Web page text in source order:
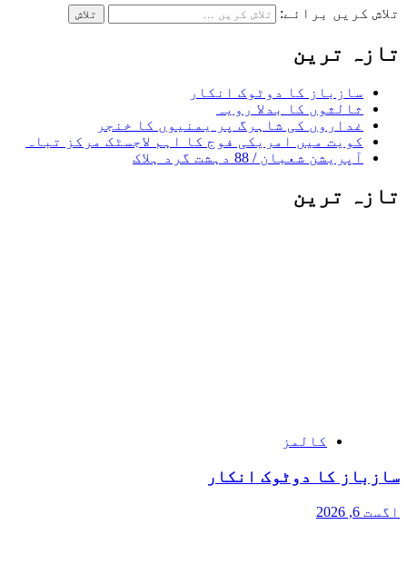
تلاش کریں برائے:
تازہ ترین
سازباز کا دوٹوک انکار
ثالثوں کا بدلا رویہ
غداروں کی شاہرگ پر یمنیوں کا خنجر
کویت میں امریکی فوج کا اہم لاجسٹک مرکز تباہ
آپریشن شعبان / 88 دہشت گرد ہلاک
تازہ ترین
کالمز
سازباز کا دوٹوک انکار
اگست 6, 2026